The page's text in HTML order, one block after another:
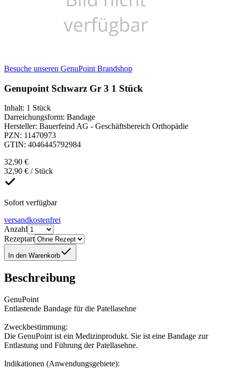
Besuche unseren GenuPoint Brandshop
Genupoint Schwarz Gr 3 1 Stück
Inhalt: 1 Stück
Darreichungsform: Bandage
Hersteller: Bauerfeind AG - Geschäftsbereich Orthopädie
PZN: 11470973
GTIN: 4046445792984
32,90 €
32,90 € / Stück
Sofort verfügbar
versandkostenfrei
Anzahl
Rezeptart
In den Warenkorb
Beschreibung
GenuPoint
Entlastende Bandage für die Patellasehne
Zweckbestimmung:
Die GenuPoint ist ein Medizinprodukt. Sie ist eine Bandage zur
Entlastung und Führung der Patellasehne.
Indikationen (Anwendungsgebiete):